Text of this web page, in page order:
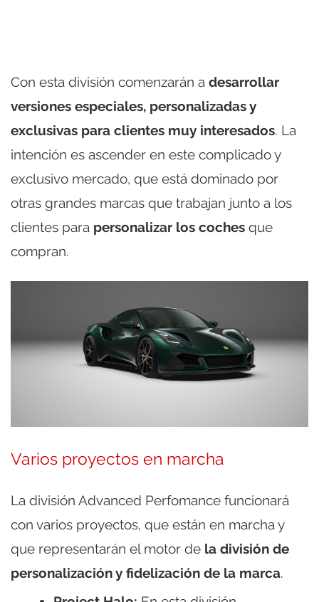
Con esta división comenzarán a desarrollar
versiones especiales, personalizadas y
exclusivas para clientes muy interesados. La
intención es ascender en este complicado y
exclusivo mercado, que está dominado por
otras grandes marcas que trabajan junto a los
clientes para personalizar los coches que
compran.
Varios proyectos en marcha
La división Advanced Perfomance funcionará
con varios proyectos, que están en marcha y
que representarán el motor de la división de
personalización y fidelización de la marca.